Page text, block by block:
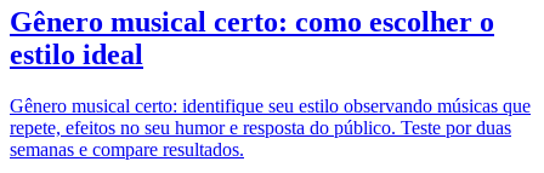
Gênero musical certo: como escolher o
estilo ideal
Gênero musical certo: identifique seu estilo observando músicas que
repete, efeitos no seu humor e resposta do público. Teste por duas
semanas e compare resultados.